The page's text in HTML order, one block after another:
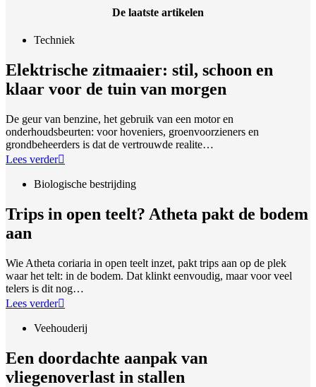
De laatste artikelen
Techniek
Elektrische zitmaaier: stil, schoon en
klaar voor de tuin van morgen
De geur van benzine, het gebruik van een motor en
onderhoudsbeurten: voor hoveniers, groenvoorzieners en
grondbeheerders is dat de vertrouwde realite…
Lees verder
Biologische bestrijding
Trips in open teelt? Atheta pakt de bodem
aan
Wie Atheta coriaria in open teelt inzet, pakt trips aan op de plek
waar het telt: in de bodem. Dat klinkt eenvoudig, maar voor veel
telers is dit nog…
Lees verder
Veehouderij
Een doordachte aanpak van
vliegenoverlast in stallen